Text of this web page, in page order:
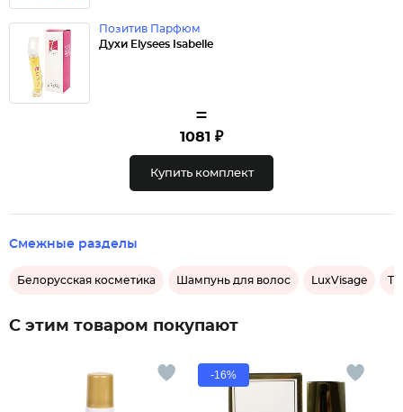
Позитив Парфюм
Духи Elysees Isabelle
=
1081 ₽
Купить комплект
Смежные разделы
Белорусская косметика Шампунь для волос LuxVisage
С этим товаром покупают
-16%